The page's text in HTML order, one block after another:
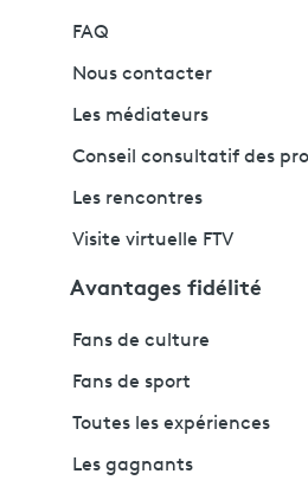
FAQ
Nous contacter
Les médiateurs
Conseil consultatif des
Les rencontres
Visite virtuelle FTV
Avantages fidélité
Fans de culture
Fans de sport
Toutes les expériences
Les gagnants